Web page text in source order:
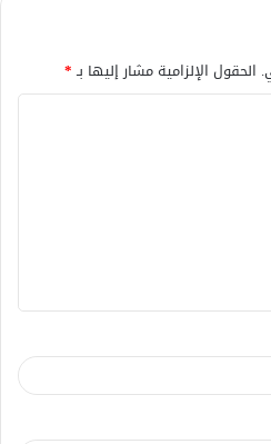
الحقول الإلزامية مشار إليها بـ*